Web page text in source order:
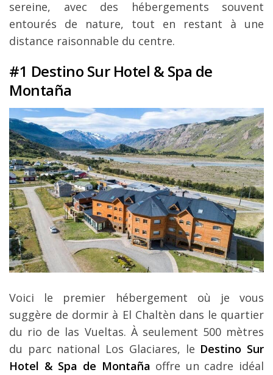
sereine, avec des hébergements souvent
entourés de nature, tout en restant à une
distance raisonnable du centre.
#1 Destino Sur Hotel & Spa de
Montaña
Voici le premier hébergement où je vous
suggère de dormir à El Chaltèn dans le quartier
du rio de las Vueltas. À seulement 500 mètres
du parc national Los Glaciares, le Destino Sur
Hotel & Spa de Montaña offre un cadre idéal